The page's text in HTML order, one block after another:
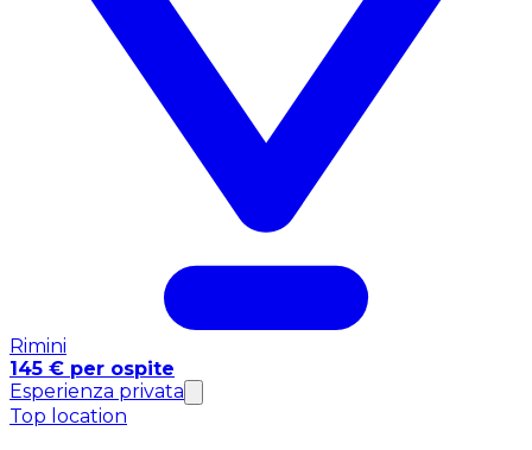
Rimini
145 € per ospite
Esperienza privata
Top location